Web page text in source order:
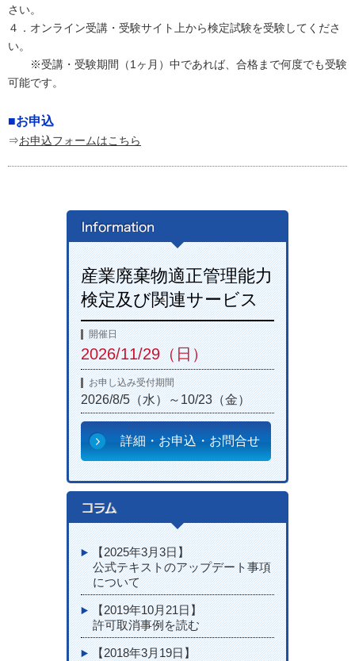
さい。
４．オンライン受講・受験サイト上から検定試験を受験してくださ
い。
※受講・受験期間（1ヶ月）中であれば、合格まで何度でも受験
可能です。
■お申込
⇒お申込フォームはこちら
産業廃棄物適正管理能力
検定及び関連サービス
開催日
2026/11/29（日）
お申し込み受付期間
2026/8/5（水）～10/23（金）
詳細・お申込・お問合せ
【2025年3月3日】
公式テキストのアップデート事項
について
【2019年10月21日】
許可取消事例を読む
【2018年3月19日】